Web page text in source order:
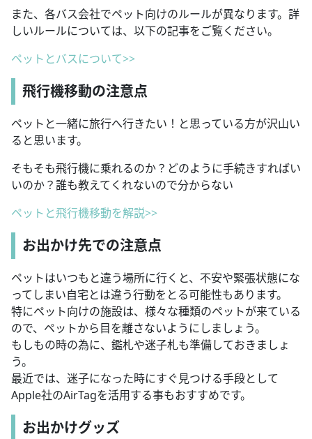
また、各バス会社でペット向けのルールが異なります。詳
しいルールについては、以下の記事をご覧ください。
ペットとバスについて>>
飛行機移動の注意点
ペットと一緒に旅行へ行きたい！と思っている方が沢山い
ると思います。
そもそも飛行機に乗れるのか？どのように手続きすればい
いのか？誰も教えてくれないので分からない
ペットと飛行機移動を解説>>
お出かけ先での注意点
ペットはいつもと違う場所に行くと、不安や緊張状態にな
ってしまい自宅とは違う行動をとる可能性もあります。
特にペット向けの施設は、様々な種類のペットが来ている
ので、ペットから目を離さないようにしましょう。
もしもの時の為に、鑑札や迷子札も準備しておきましょ
う。
最近では、迷子になった時にすぐ見つける手段として
Apple社のAirTagを活用する事もおすすめです。
お出かけグッズ